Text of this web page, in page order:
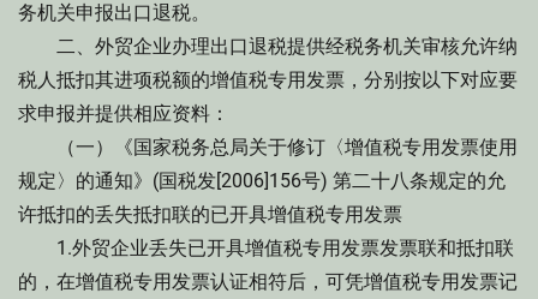
务机关申报出口退税。
二、外贸企业办理出口退税提供经税务机关审核允许纳
税人抵扣其进项税额的增值税专用发票，分别按以下对应要
求申报并提供相应资料：
（一）《国家税务总局关于修订〈增值税专用发票使用
规定〉的通知》(国税发[2006]156号) 第二十八条规定的允
许抵扣的丢失抵扣联的已开具增值税专用发票
1.外贸企业丢失已开具增值税专用发票发票联和抵扣联
的，在增值税专用发票认证相符后，可凭增值税专用发票记